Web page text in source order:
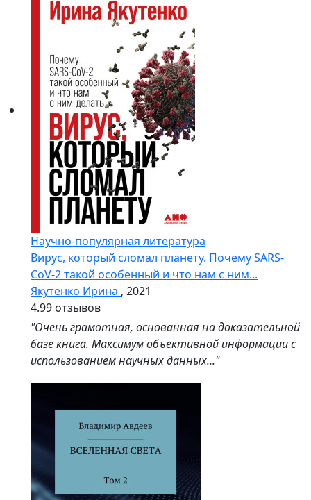
Научно-популярная литература
Вирус, который сломал планету. Почему SARS-
CoV-2 такой особенный и что нам с ним...
Якутенко Ирина , 2021
4.99 отзывов
"Очень грамотная, основанная на доказательной
базе книга. Максимум объективной информации с
использованием научных данных..."